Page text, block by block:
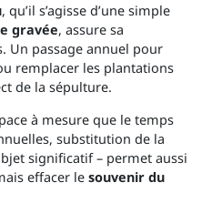
, qu’il s’agisse d’une simple
gravée, assure sa
Un passage annuel pour
remplacer les plantations
de la sépulture.
à mesure que le temps
substitution de la
significatif – permet aussi
effacer lesouvenir du